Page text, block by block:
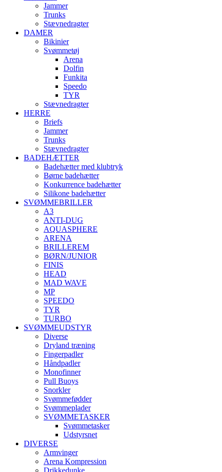
Jammer
Trunks
Stævnedragter
DAMER
Bikinier
Svømmetøj
Arena
Dolfin
Funkita
Speedo
TYR
Stævnedragter
HERRE
Briefs
Jammer
Trunks
Stævnedragter
BADEHÆTTER
Badehætter med klubtryk
Børne badehætter
Konkurrence badehætter
Silikone badehætter
SVØMMEBRILLER
A3
ANTI-DUG
AQUASPHERE
ARENA
BRILLEREM
BØRN/JUNIOR
FINIS
HEAD
MAD WAVE
MP
SPEEDO
TYR
TURBO
SVØMMEUDSTYR
Diverse
Dryland træning
Fingerpadler
Håndpadler
Monofinner
Pull Buoys
Snorkler
Svømmefødder
Svømmeplader
SVØMMETASKER
Svømmetasker
Udstyrsnet
DIVERSE
Armvinger
Arena Kompression